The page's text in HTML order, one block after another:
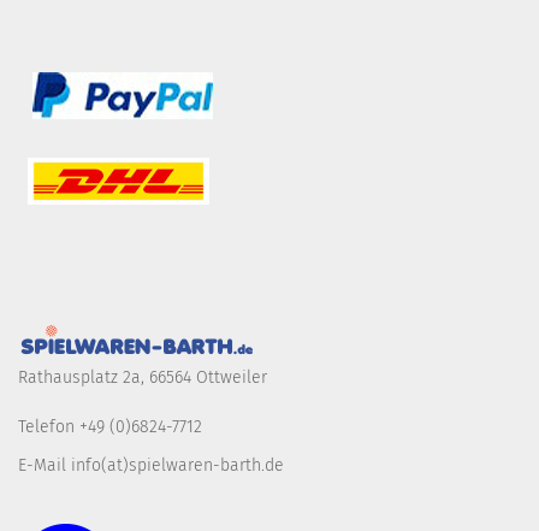
Rathausplatz 2a, 66564 Ottweiler
Telefon +49 (0)6824-7712
E-Mail info(at)spielwaren-barth.de